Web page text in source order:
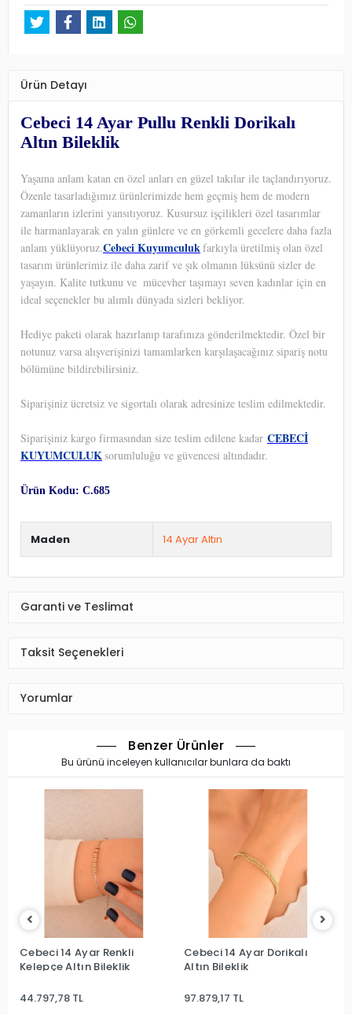
Ürün Detayı
Cebeci 14 Ayar Pullu Renkli Dorikalı
Altın Bileklik
Yaşama anlam katan en özel anları en güzel takılar ile taçlandırıyoruz.
Özenle tasarladığımız ürünlerimizde hem geçmiş hem de modern
zamanların izlerini yansıtıyoruz. Kusursuz işçilikleri özel tasarımlar
ile harmanlayarak en yalın günlere ve en görkemli gecelere daha fazla
anlam yüklüyoruz.Cebeci Kuyumculukfarkıyla üretilmiş olan özel
tasarım ürünlerimiz ile daha zarif ve şık olmanın lüksünü sizler de
yaşayın. Kalite tutkunu ve mücevher taşımayı seven kadınlar için en
ideal seçenekler bu alımlı dünyada sizleri bekliyor.
Hediye paketi olarak hazırlanıp tarafınıza gönderilmektedir. Özel bir
notunuz varsa alışverişinizi tamamlarken karşılaşacağınız sipariş notu
bölümüne bildirebilirsiniz.
Siparişiniz ücretsiz ve sigortalı olarak adresinize teslim edilmektedir.
Siparişiniz kargo firmasından size teslim edilene kadar CEBECİ
KUYUMCULUKsorumluluğu ve güvencesi altındadır.
Ürün Kodu: C.685
Maden 14 Ayar Altın
Garanti ve Teslimat
Taksit Seçenekleri
Yorumlar
Benzer Ürünler
Bu ürünü inceleyen kullanıcılar bunlara da baktı
Cebeci 14 Ayar Renkli
Kelepçe Altın Bileklik
44.797,78 TL
Cebeci 14 Ayar Dorikalı
Altın Bileklik
97.879,17 TL